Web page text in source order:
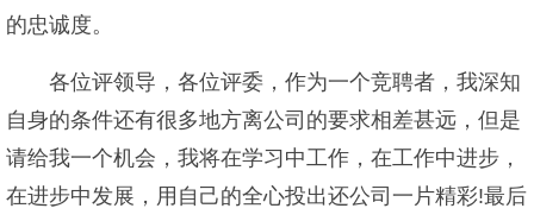
的忠诚度。
各位评领导，各位评委，作为一个竞聘者，我深知
自身的条件还有很多地方离公司的要求相差甚远，但是
请给我一个机会，我将在学习中工作，在工作中进步，
在进步中发展，用自己的全心投出还公司一片精彩!最后